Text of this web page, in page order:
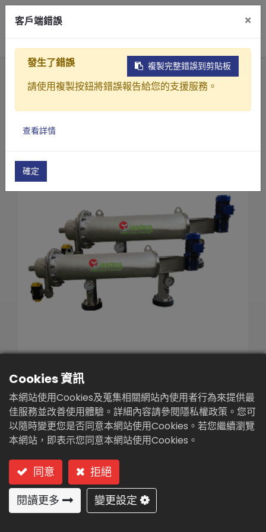
產品介紹
產業解決方案
關於元錩
聯絡我們
繁體中文
首頁
產品
淨水及純水前處理過濾設備(中水回收)
超級智能精密壓差過濾機
智能壓差精密過濾機(FB6-100)
智能壓差精密過濾機(FB6-
100)
型號: FB6-100 (毛刷式)
毛刷式
用途:
Cookies 資訊
本網站使用Cookies及蒐集相關網站內使用者行為來提供最
佳服務並改善使用體驗。詳細內容請參閱隱私權政策。您可
以隨時變更您是否同意本網站使用Cookies。若您繼續瀏覽
本網站，即表示您同意本網站使用Cookies。
同意
拒絕
閱讀更多
變更設定
客戶端錯誤 ×
複製完整錯誤到剪貼板
發生了錯誤
請使用複製按鈕將錯誤報告給您的支援服務。
查看詳情
確定